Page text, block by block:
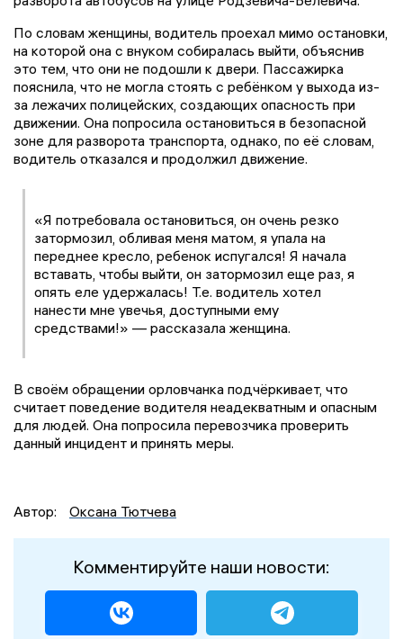
По словам женщины, водитель проехал мимо остановки,
на которой она с внуком собиралась выйти, объяснив
это тем, что они не подошли к двери. Пассажирка
пояснила, что не могла стоять с ребёнком у выхода из-
за лежачих полицейских, создающих опасность при
движении. Она попросила остановиться в безопасной
зоне для разворота транспорта, однако, по её словам,
водитель отказался и продолжил движение.
«Я потребовала остановиться, он очень резко
затормозил, обливая меня матом, я упала на
переднее кресло, ребенок испугался! Я начала
вставать, чтобы выйти, он затормозил еще раз, я
опять еле удержалась! Т.е. водитель хотел
нанести мне увечья, доступными ему
средствами!» — рассказала женщина.
В своём обращении орловчанка подчёркивает, что
считает поведение водителя неадекватным и опасным
для людей. Она попросила перевозчика проверить
данный инцидент и принять меры.
Автор: Оксана Тютчева
Комментируйте наши новости: